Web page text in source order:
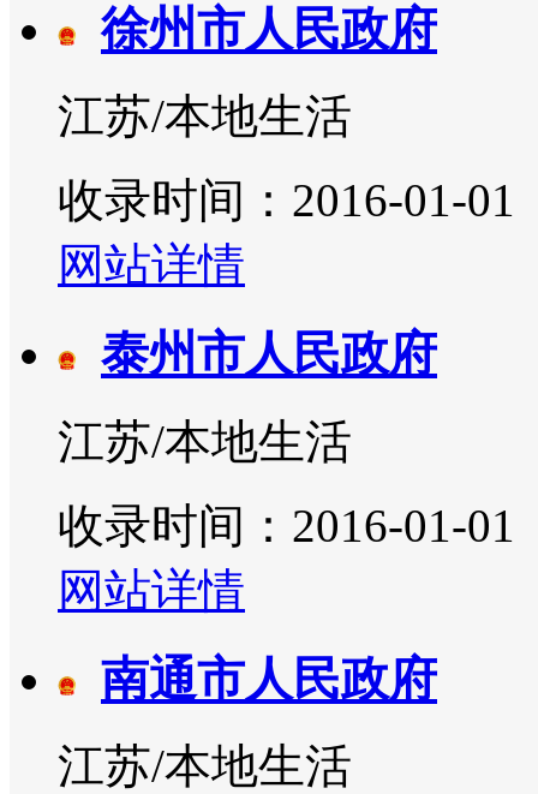
徐州市人民政府
江苏/本地生活
收录时间：2016-01-01
网站详情
泰州市人民政府
江苏/本地生活
收录时间：2016-01-01
网站详情
南通市人民政府
江苏/本地生活